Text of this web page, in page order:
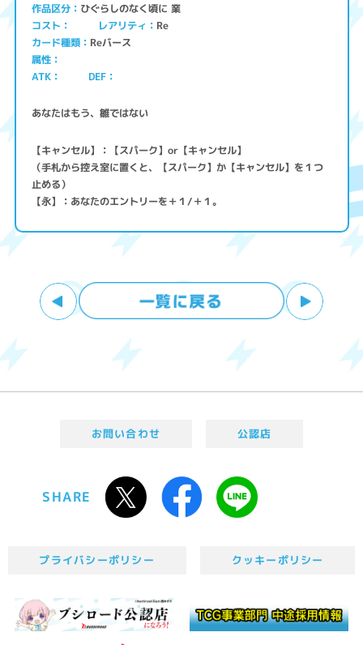
作品区分 ひぐらしのなく頃に 業
コスト レアリティ Re
カード種類 Reバース
属性
ATK
DEF
あなたはもう、雛ではない
【キャンセル】：【スパーク】or【キャンセル】
（手札から控え室に置くと、【スパーク】か【キャンセル】を１つ
止める）
【永】：あなたのエントリーを＋１/＋１。
お問い合わせ 公認店
SHARE
プライバシーポリシー クッキーポリシー